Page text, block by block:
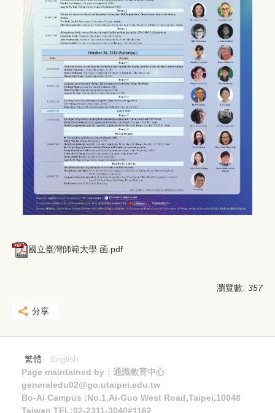
國立臺灣師範大學 函.pdf
瀏覽數: 357
分享
繁體
English
Page maintained by：通識教育中心
generaledu02@go.utaipei.edu.tw
Bo-Ai Campus :No.1,Ai-Guo West Road,Taipei,10048
Taiwan TEL:02-2311-3040#1162